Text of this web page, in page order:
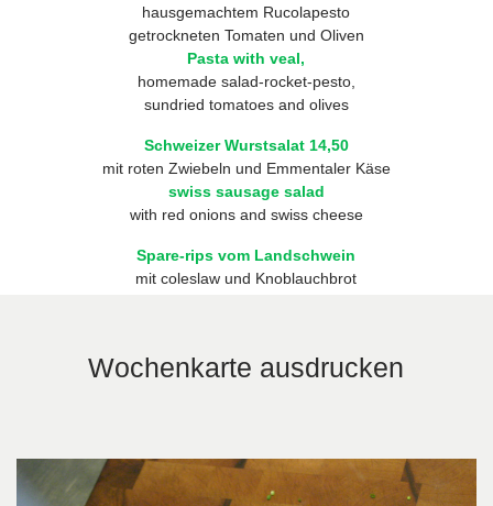
hausgemachtem Rucolapesto
getrockneten Tomaten und Oliven
Pasta with veal,
homemade salad-rocket-pesto,
sundried tomatoes and olives
Schweizer Wurstsalat 14,50
mit roten Zwiebeln und Emmentaler Käse
swiss sausage salad
with red onions and swiss cheese
Spare-rips vom Landschwein
mit coleslaw und Knoblauchbrot
Frische Erdbeeren € 8,50
Hausgemachtes Eis je Große Kugel € 4,00
Vanille, Schokolade, Zitrone,
Wochenkarte ausdrucken